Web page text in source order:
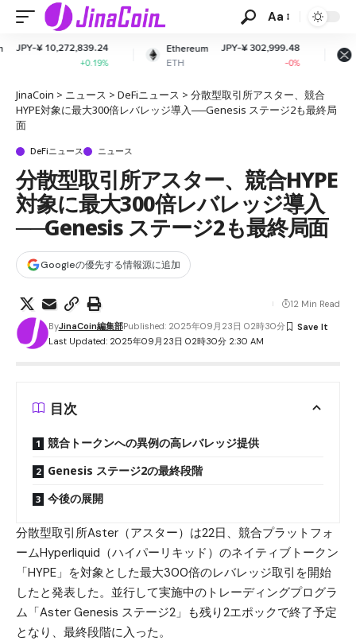
Aa
Ethereum
ETH
JPY-¥ 302,999.48
XRP
XRP
JPY-¥
-
JinaCoin > ニュース > DeFiニュース > 分散型取引所アスター、競合
HYPE対象に最大300倍レバレッジ導入──Genesis ステージ2も最終局
面
DeFiニュース ニュース
分散型取引所アスター、競合HYPE
対象に最大300倍レバレッジ導入
──Genesis ステージ2も最終局面
Googleの優先する情報源に追加
Last Updated: 2025年09月23日 02時30分 2:30 AM
ByJinaCoin編集部Published: 2025年09月23日 02時30分
12 Min Read
目次
競合トークンへの異例の高レバレッジ提供
Genesis ステージ2の最終段階
今後の展開
分散型取引所Aster（アスター） は22日、競合プラットフォ
ームHyperliquid（ハイパーリキッド） のネイティブトークン
「HYPE」を対象とした最大300倍のレバレッジ取引を開始
したと発表した。並行して実施中のトレーディングプログラ
ム「Aster Genesis ステージ2」も残り2エポックで終了予定
となり、最終段階に入った。